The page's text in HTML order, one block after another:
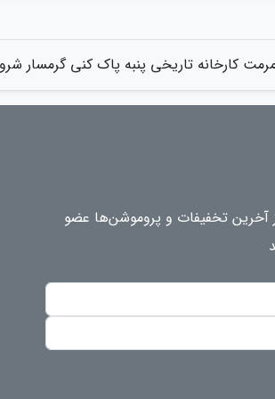
کارخانه تاریخی پنبه پاک کنی گرمسار
آخرین تخفیفات و پروموشن‌ها عضو